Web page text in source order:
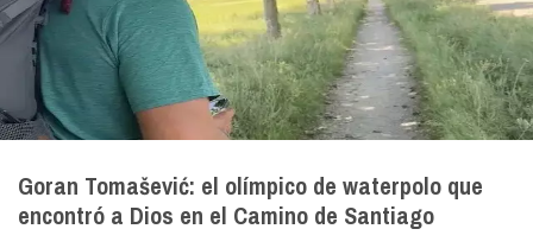
Goran Tomašević: el olímpico de waterpolo que
encontró a Dios en el Camino de Santiago